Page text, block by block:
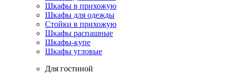
Шкафы в прихожую
Шкафы для одежды
Стойки в прихожую
Шкафы распашные
Шкафы-купе
Шкафы угловые
Для гостиной